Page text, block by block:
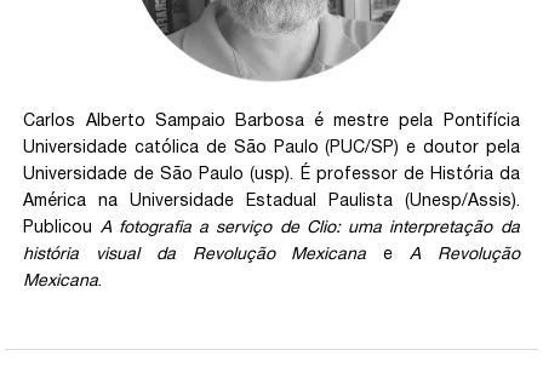
Carlos Alberto Sampaio Barbosa é mestre pela Pontifícia
Universidade católica de São Paulo (PUC/SP) e doutor pela
Universidade de São Paulo (usp). É professor de História da
América na Universidade Estadual Paulista (Unesp/Assis).
Publicou A fotografia a serviço de Clio: uma interpretação da
história visual da Revolução Mexicanae A Revolução
Mexicana.